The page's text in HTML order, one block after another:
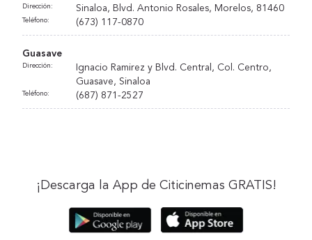
Dirección: Sinaloa, Blvd. Antonio Rosales, Morelos, 81460
Teléfono: (673) 117-0870
Guasave
Dirección:
Ignacio Ramirez y Blvd. Central, Col. Centro,
Guasave, Sinaloa
Teléfono: (687) 871-2527
¡Descarga la App de Citicinemas GRATIS!